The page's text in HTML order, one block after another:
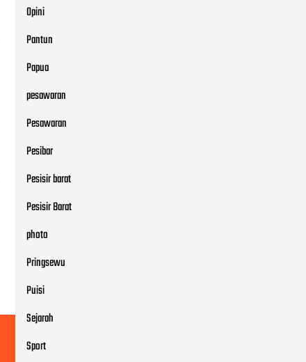
Opini
Pantun
Papua
pesawaran
Pesawaran
Pesibar
Pesisir barat
Pesisir Barat
photo
Pringsewu
Puisi
Sejarah
Sport